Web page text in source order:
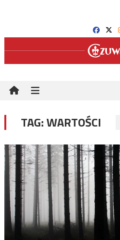
TAG:WARTOŚCI